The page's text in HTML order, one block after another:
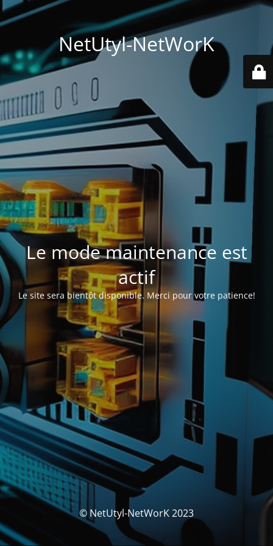
NetUtyl-NetWorK
Le mode maintenance est
actif
Le site sera bientôt disponible. Merci pour votre patience!
© NetUtyl-NetWorK 2023